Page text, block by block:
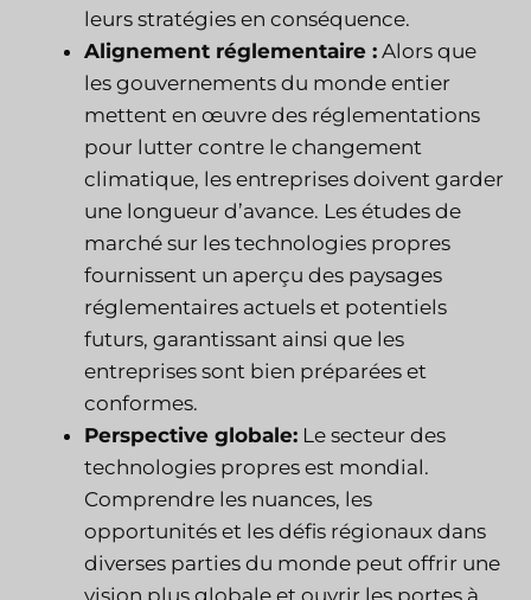
leurs stratégies en conséquence.
Alignement réglementaire : Alors que
les gouvernements du monde entier
mettent en œuvre des réglementations
pour lutter contre le changement
climatique, les entreprises doivent garder
une longueur d’avance. Les études de
marché sur les technologies propres
fournissent un aperçu des paysages
réglementaires actuels et potentiels
futurs, garantissant ainsi que les
entreprises sont bien préparées et
conformes.
Perspective globale: Le secteur des
technologies propres est mondial.
Comprendre les nuances, les
opportunités et les défis régionaux dans
diverses parties du monde peut offrir une
vision plus globale et ouvrir les portes à